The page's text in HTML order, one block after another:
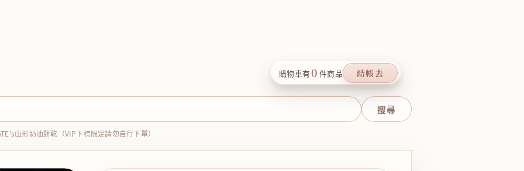
購物車有0 件商品 結帳去
山形奶油餅乾（VIP下標限定請勿自行下單）